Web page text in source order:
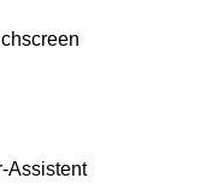
Assistent